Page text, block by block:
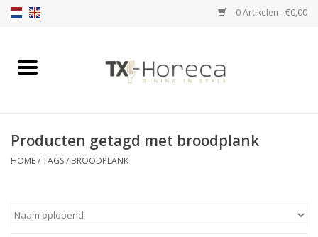
0 Artikelen - €0,00
Home
Catalogi
Producten getagd met broodplank
HOME/TAGS/ BROODPLANK